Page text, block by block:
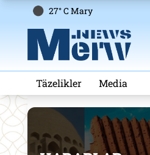
27° C Mary
Täzelikler Media